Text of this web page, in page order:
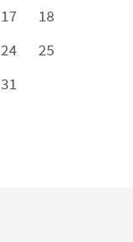
17
18
24
25
31